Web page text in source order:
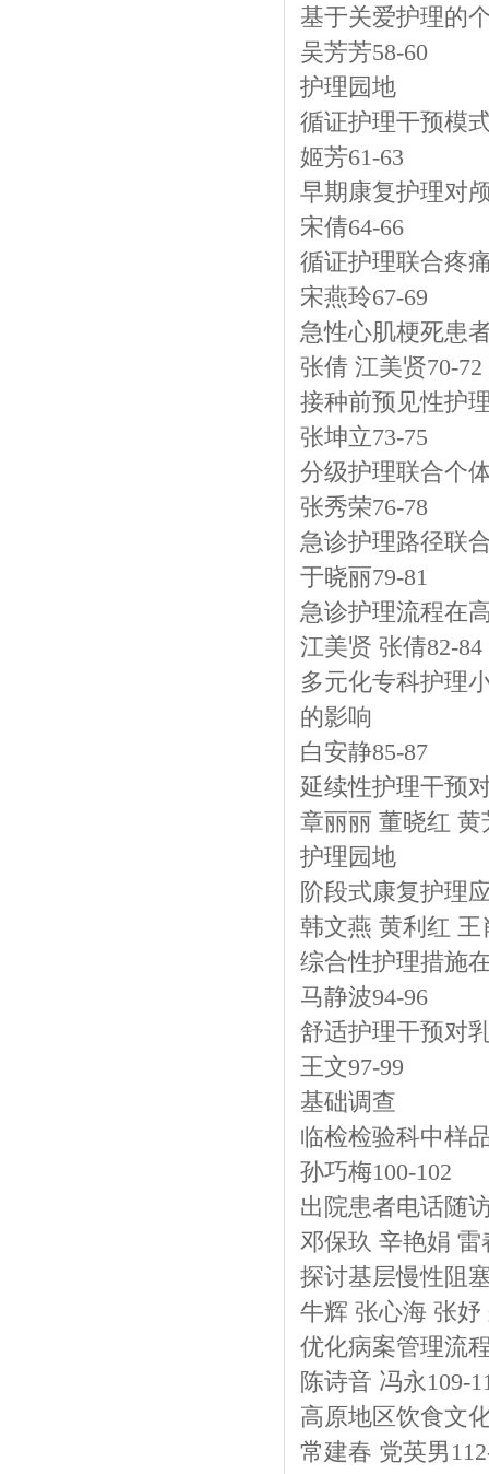
基于关爱护理的
吴芳芳58-60
护理园地
循证护理干预模
姬芳61-63
早期康复护理对
宋倩64-66
循证护理联合疼
宋燕玲67-69
急性心肌梗死患
张倩 江美贤70-72
接种前预见性护
张坤立73-75
分级护理联合个
张秀荣76-78
急诊护理路径联
于晓丽79-81
急诊护理流程在
江美贤 张倩82-84
多元化专科护理
的影响
白安静85-87
延续性护理干预
章丽丽 董晓红 黄
护理园地
阶段式康复护理
韩文燕 黄利红 王
综合性护理措施
马静波94-96
舒适护理干预对
王文97-99
基础调查
临检检验科中样
孙巧梅100-102
出院患者电话随
邓保玖 辛艳娟 雷
探讨基层慢性阻
牛辉 张心海 张妤
优化病案管理流
陈诗音 冯永109-
高原地区饮食文
常建春 党英男